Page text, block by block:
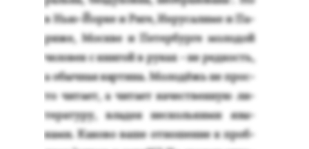
в Нью-Й­ор­ке и Ри­ге, И­еру­сали­ме и Па­
риже, Мос­кве и Пе­тер­бурге мо­лодой
че­ловек с кни­гой в ру­ках - не ред­кость,
а обыч­ная кар­ти­на. Мо­лодёжь не прос­
то чи­та­ет, а чи­та­ет ка­чес­твен­ную ли­
тера­туру, вла­дея нес­коль­ки­ми язы­
ками. Ка­ково ва­ше от­но­шение к проб­